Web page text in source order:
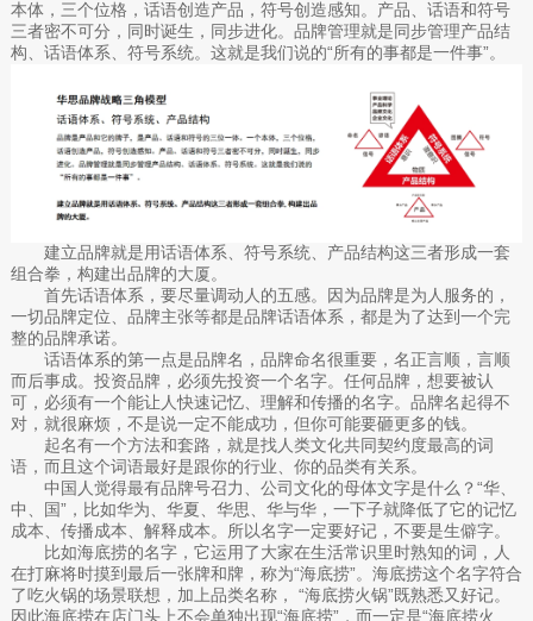
本体，三个位格，话语创造产品，符号创造感知。产品、话语和符号
三者密不可分，同时诞生，同步进化。品牌管理就是同步管理产品结
构、话语体系、符号系统。这就是我们说的“所有的事都是一件事”。
建立品牌就是用话语体系、符号系统、产品结构这三者形成一套
组合拳，构建出品牌的大厦。
首先话语体系，要尽量调动人的五感。因为品牌是为人服务的，
一切品牌定位、品牌主张等都是品牌话语体系，都是为了达到一个完
整的品牌承诺。
话语体系的第一点是品牌名，品牌命名很重要，名正言顺，言顺
而后事成。投资品牌，必须先投资一个名字。任何品牌，想要被认
可，必须有一个能让人快速记忆、理解和传播的名字。品牌名起得不
对，就很麻烦，不是说一定不能成功，但你可能要砸更多的钱。
起名有一个方法和套路，就是找人类文化共同契约度最高的词
语，而且这个词语最好是跟你的行业、你的品类有关系。
中国人觉得最有品牌号召力、公司文化的母体文字是什么？“华、
中、国”，比如华为、华夏、华思、华与华，一下子就降低了它的记忆
成本、传播成本、解释成本。所以名字一定要好记，不要是生僻字。
比如海底捞的名字，它运用了大家在生活常识里时熟知的词，人
在打麻将时摸到最后一张牌和牌，称为“海底捞”。海底捞这个名字符合
了吃火锅的场景联想，加上品类名称， “海底捞火锅”既熟悉又好记。
因此海底捞在店门头上不会单独出现“海底捞”，而一定是“海底捞火